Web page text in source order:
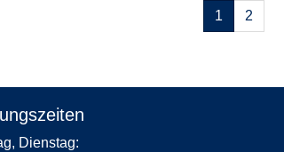
Seiten
blättern
1 2
Dienstag: